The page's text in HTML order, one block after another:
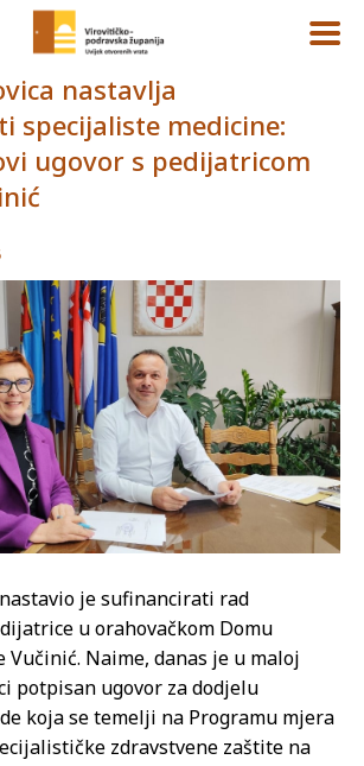
nastavlja
specijaliste medicine:
ugovor s pedijatricom
je sufinancirati rad
u orahovačkom Domu
Vučinić. Naime, danas je u maloj
potpisan ugovor za dodjelu
koja se temelji na Programu mjera
zdravstvene zaštite na